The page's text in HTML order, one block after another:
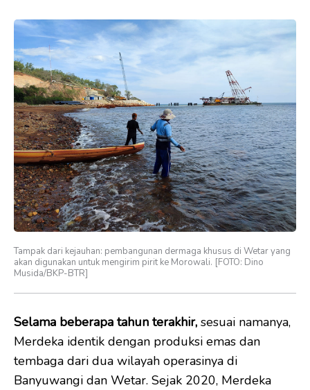
Tampak dari kejauhan: pembangunan dermaga khusus di Wetar yang
akan digunakan untuk mengirim pirit ke Morowali. [FOTO: Dino
Musida/BKP-BTR]
Selama beberapa tahun terakhir, sesuai namanya,
Merdeka identik dengan produksi emas dan
tembaga dari dua wilayah operasinya di
Banyuwangi dan Wetar. Sejak 2020, Merdeka